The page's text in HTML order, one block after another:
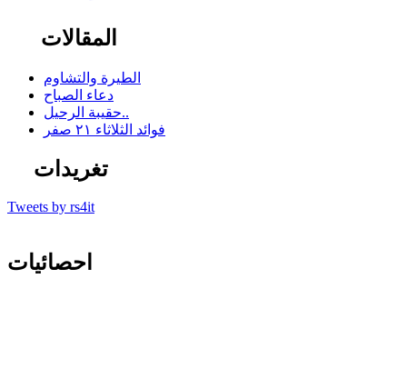
المقالات
الطيرة والتشاوم
دعاء الصباح
حقيبة الرحيل..
فوائد الثلاثاء ٢١ صفر
تغريدات
Tweets by rs4it
احصائيات